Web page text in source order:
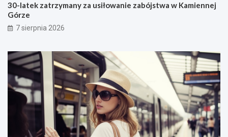
30-latek zatrzymany za usiłowanie zabójstwa w Kamiennej
Górze
7 sierpnia 2026